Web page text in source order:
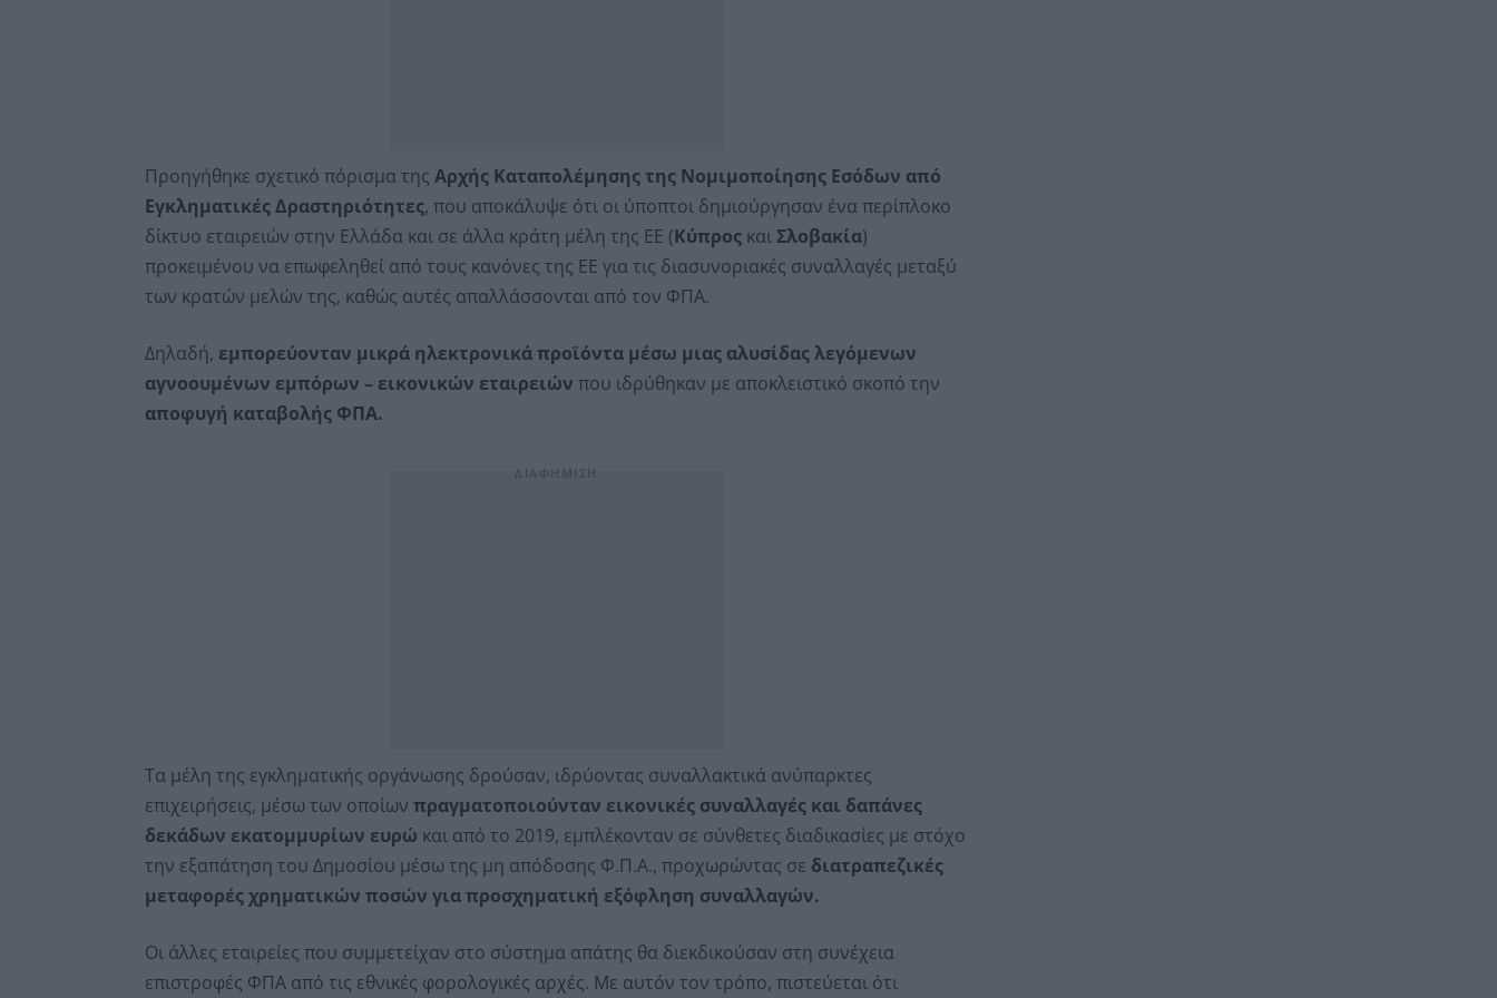
Προηγήθηκε σχετικό πόρισμα της Αρχής Καταπολέμησης της Νομιμοποίησης Εσόδων από
Εγκληματικές Δραστηριότητες, που αποκάλυψε ότι οι ύποπτοι δημιούργησαν ένα περίπλοκο
δίκτυο εταιρειών στην Ελλάδα και σε άλλα κράτη μέλη της ΕΕ (Κύπρος και Σλοβακία)
προκειμένου να επωφεληθεί από τους κανόνες της ΕΕ για τις διασυνοριακές συναλλαγές μεταξύ
των κρατών μελών της, καθώς αυτές απαλλάσσονται από τον ΦΠΑ.
Δηλαδή, εμπορεύονταν μικρά ηλεκτρονικά προϊόντα μέσω μιας αλυσίδας λεγόμενων
αγνοουμένων εμπόρων – εικονικών εταιρειών που ιδρύθηκαν με αποκλειστικό σκοπό την
αποφυγή καταβολής ΦΠΑ.
Τα μέλη της εγκληματικής οργάνωσης δρούσαν, ιδρύοντας συναλλακτικά ανύπαρκτες
επιχειρήσεις, μέσω των οποίων πραγματοποιούνταν εικονικές συναλλαγές και δαπάνες
δεκάδων εκατομμυρίων ευρώ και από το 2019, εμπλέκονταν σε σύνθετες διαδικασίες με στόχο
την εξαπάτηση του Δημοσίου μέσω της μη απόδοσης Φ.Π.Α., προχωρώντας σε διατραπεζικές
μεταφορές χρηματικών ποσών για προσχηματική εξόφληση συναλλαγών.
Οι άλλες εταιρείες που συμμετείχαν στο σύστημα απάτης θα διεκδικούσαν στη συνέχεια
επιστροφές ΦΠΑ από τις εθνικές φορολογικές αρχές. Με αυτόν τον τρόπο, πιστεύεται ότι